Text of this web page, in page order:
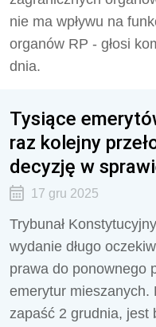
nie ma wpływu na
organów RP - głosi
dnia.
Tysiące
raz kolejny
decyzję w
17 gru 2025
Trybunał
wydanie długo
prawa do ponownego
emerytur mieszanych.
zapaść 2 grudnia, jest